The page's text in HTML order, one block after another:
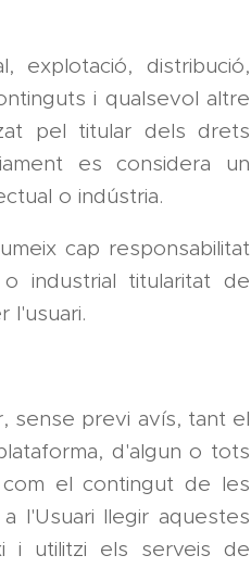
explotació, distribució,
i qualsevol altre
pel titular dels drets
es considera un
o indústria.
cap responsabilitat
industrial titularitat de
l'usuari.
sense previ avís, tant el
d'algun o tots
el contingut de les
l'Usuari llegir aquestes
i utilitzi els serveis de